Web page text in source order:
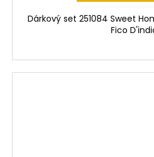
Dárkový set 251084 Sweet
Fico